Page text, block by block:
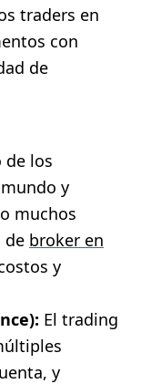
traders en
con
de
de los
y
muchos
de broker en
y
El trading
y